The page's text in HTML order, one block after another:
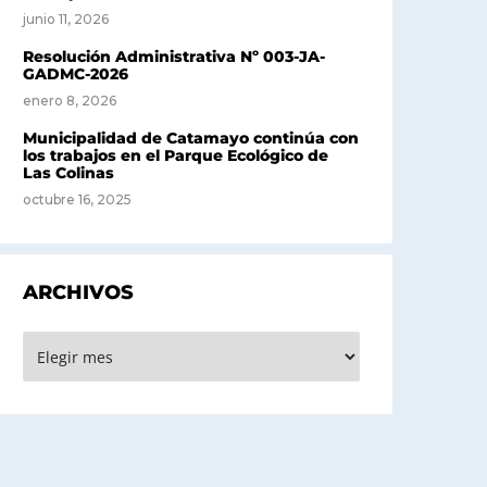
junio 11, 2026
Resolución Administrativa Nº 003-JA-
GADMC-2026
enero 8, 2026
Municipalidad de Catamayo continúa con
los trabajos en el Parque Ecológico de
Las Colinas
octubre 16, 2025
ARCHIVOS